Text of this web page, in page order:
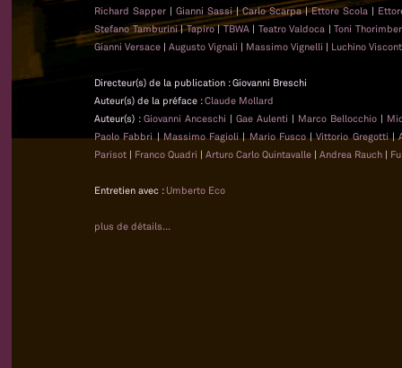
Richard Sapper| Gianni Sassi|Carlo Scarpa|Ettore Scola |
Stefano Tamburini|Tapiro|TBWA| Teatro Valdoca | Toni
Gianni Versace | Augusto Vignali | Massimo Vignelli | Luchino
Directeur(s) de la publication : Giovanni Breschi
Auteur(s) de la préface :Claude Mollard
Auteur(s) : Giovanni Anceschi | Gae Aulenti | Marco Bellocchio |
Paolo Fabbri|Massimo Fagioli|Mario Fusco|Vittorio Gregotti|
Parisot | Franco Quadri | Arturo Carlo Quintavalle | Andrea Rauch |
Entretien avec : Umberto Eco
plus de détails...